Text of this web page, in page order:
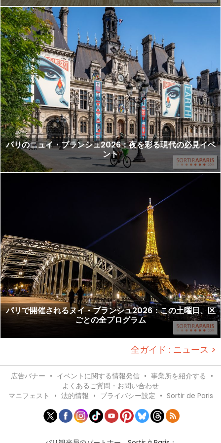
パリのニュイ・ブランシュ2026：夜を彩る現代の必見イベ
ント
パリで開催されるヌイ・ブランシュ2026：この土曜日、区
ごとの全プログラム
全ガイド : ニュース >
広告バナー • イベントに関する情報発信 • 事業所を紹介する •
よくあるご質問・お問い合わせ
マニフェスト
• 法的情報 • プライバシー設定 • Sortir de Paris